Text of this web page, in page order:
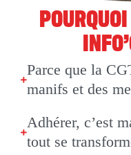
POURQUOI SE SYNDIQUER À
Parce que la
manifs et des
Adhérer, c’est
tout se